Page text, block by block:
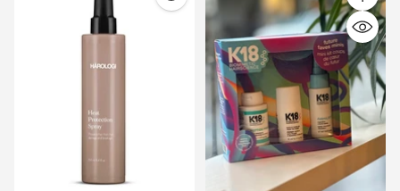
Antall